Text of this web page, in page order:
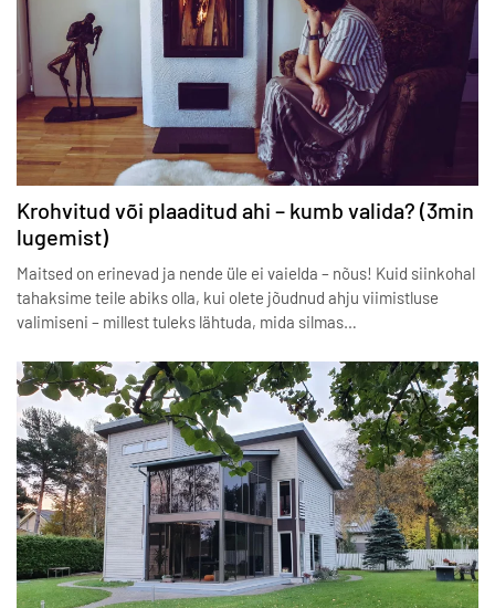
Krohvitud või plaaditud ahi – kumb valida? (3min
lugemist)
Maitsed on erinevad ja nende üle ei vaielda – nõus! Kuid siinkohal
tahaksime teile abiks olla, kui olete jõudnud ahju viimistluse
valimiseni – millest tuleks lähtuda, mida silmas…